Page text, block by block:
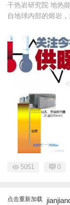
干热岩研究院 地热
自地球内部的熔岩，
5051 0
点击重新加载